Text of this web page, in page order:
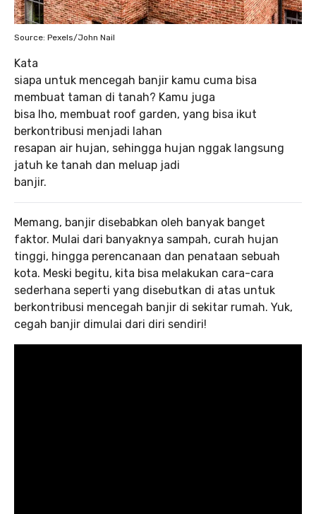
Source: Pexels/John Nail
Kata
siapa untuk mencegah banjir kamu cuma bisa
membuat taman di tanah? Kamu juga
bisa lho, membuat roof garden, yang bisa ikut
berkontribusi menjadi lahan
resapan air hujan, sehingga hujan nggak langsung
jatuh ke tanah dan meluap jadi
banjir.
Memang, banjir disebabkan oleh banyak banget
faktor. Mulai dari banyaknya sampah, curah hujan
tinggi, hingga perencanaan dan penataan sebuah
kota. Meski begitu, kita bisa melakukan cara-cara
sederhana seperti yang disebutkan di atas untuk
berkontribusi mencegah banjir di sekitar rumah. Yuk,
cegah banjir dimulai dari diri sendiri!